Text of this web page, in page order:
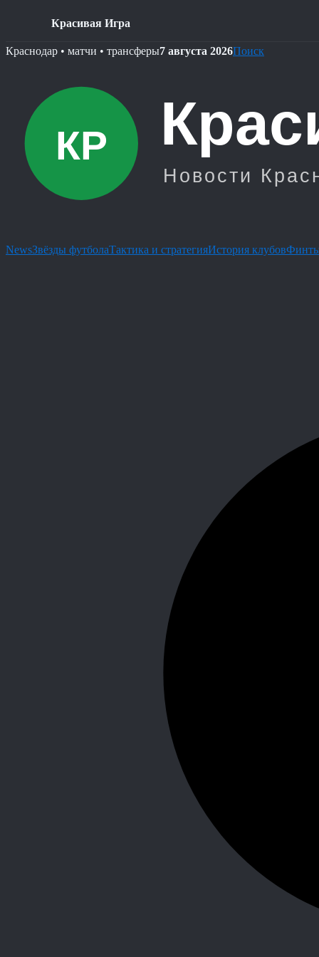
Красивая Игра
Skip
Краснодар • матчи • трансферы7 августа 2026Поиск
NewsЗвёзды футболаТактика и стратегияИстория клубов